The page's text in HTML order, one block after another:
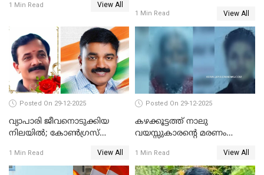
1 Min Read View All
പിഴ
1 Min Read View All
Posted On 29-12-2025
വ്യാപാരി ജീവനൊടുക്കിയ
നിലയില്‍; കോണ്‍ഗ്രസ്
മാനസികപീഡനമെന്ന് കുറിപ്പ്
1 Min Read View All
Posted On 29-12-2025
കഴക്കൂട്ടത്ത് നാലു
വയസ്സുകാരന്റെ മരണം
സുഹൃത്തും പൊലീസ്
കസ്റ്റഡിയിൽ
1 Min Read View All